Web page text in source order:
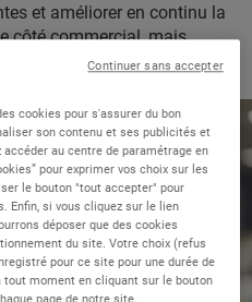
et améliorer en continu la
côté commercial, mais
cookies pour s'assurer du bon
son contenu et ses publicités et
au centre de paramétrage en
pour exprimer vos choix sur les
le bouton "tout accepter" pour
Enfin, si vous cliquez sur le lien
déposer que des cookies
du site. Votre choix (refus
pour ce site pour une durée de
tout moment en cliquant sur le bouton
Continuer sans accepter